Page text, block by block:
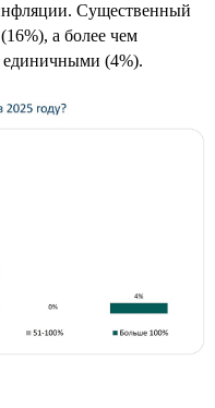
Существенный
а более чем
единичными (4%).